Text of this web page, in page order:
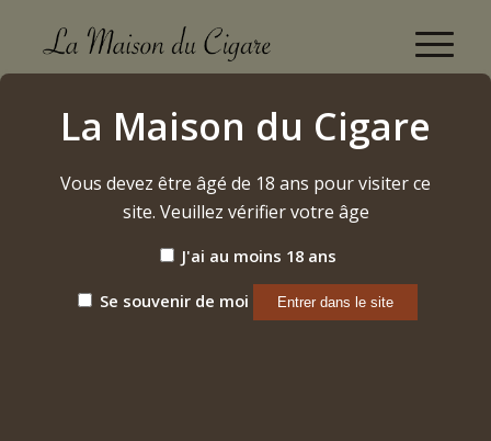
Oliva Flor de Oliva "Torpedo" (2024)
Accueil / Etiquette: Oliva Flor de Oliva "Torpedo" (2024)
Par défaut
15 Produits par page
La Maison du Cigare
Vous devez être âgé de 18 ans pour visiter ce
site. Veuillez vérifier votre âge
J'ai au moins 18 ans
Se souvenir de moi